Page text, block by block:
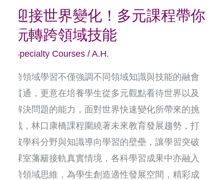
迎接世界變化！多元課程帶你
玩轉跨領域技能
Specialty Courses/ A.H.
跨領域學習不僅強調不同領域知識與技能的融會
貫通，更意在培養學生從多元觀點看待世界以及
解決問題的能力，面對世界快速變化所帶來的挑
戰，林口康橋課程圍繞著未來教育發展趨勢，打
破學科分野與知識導向學習的壁壘，讓學習突破
課室藩籬接軌真實情境，各科學習成果中亦融入
跨領域思維，為學生創造適性發展空間，精彩成
程
帶
你
轉
跨
領
域
技
能